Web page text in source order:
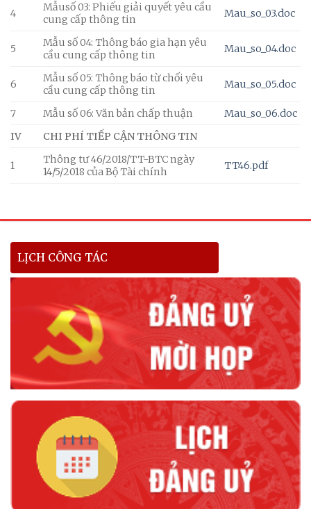
4
Mẫusố 03: Phiếu giải quyết yêu cầu
cung cấp thông tin
Mau_so_03.doc
5
Mẫu số 04: Thông báo gia hạn yêu
cầu cung cấp thông tin
Mau_so_04.doc
6
Mẫu số 05: Thông báo từ chối yêu
cầu cung cấp thông tin
Mau_so_05.doc
7 Mẫu số 06: Văn bản chấp thuận
Mau_so_06.doc
IV
CHI PHÍ TIẾP CẬN THÔNG TIN
1
Thông tư 46/2018/TT-BTC ngày
14/5/2018 của Bộ Tài chính
TT46.pdf
LỊCH CÔNG TÁC